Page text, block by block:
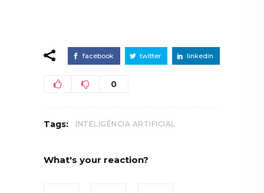
facebook twitter linkedin
0
Tags: INTELIGÊNCIA ARTIFICIAL
What's your reaction?